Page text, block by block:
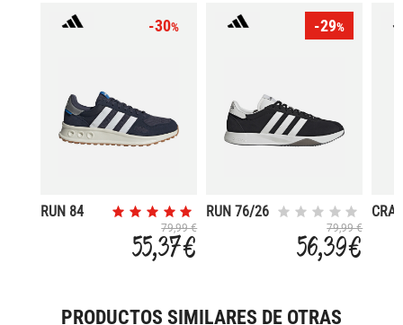
-30%
RUN 84
79,99 €
55,37 €
-29%
RUN 76/26
79,99 €
56,39 €
PRODUCTOS SIMILARES DE OTRAS